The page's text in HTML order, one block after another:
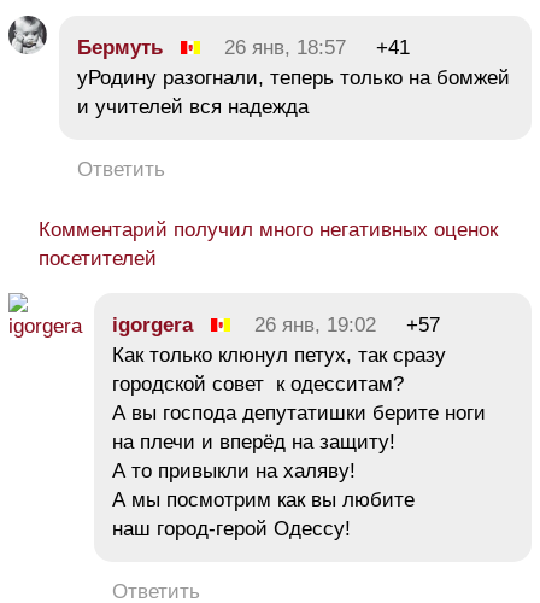
Бермуть 26 янв, 18:57
+41
уРодину разогнали, теперь только на бомжей
и учителей вся надежда
Ответить
Комментарий получил много негативных оценок
посетителей
igorgera 26 янв, 19:02
+57
Как только клюнул петух, так сразу
городской совет к одесситам?
А вы господа депутатишки берите ноги
на плечи и вперёд на защиту!
А то привыкли на халяву!
А мы посмотрим как вы любите
наш город-герой Одессу!
Ответить